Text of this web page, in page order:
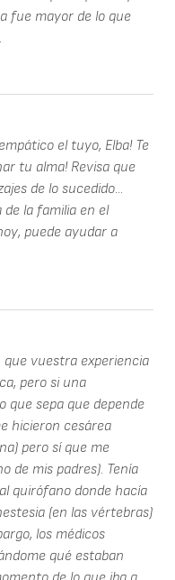
fue mayor de lo que
el tuyo, Elba! Te
tu alma! Revisa que
de lo sucedido...
la familia en el
puede ayudar a
vuestra experiencia
pero si una
que sepa que depende
hicieron cesárea
pero sí que me
de mis padres). Tenía
quirófano donde hacía
(en las vértebras)
los médicos
qué estaban